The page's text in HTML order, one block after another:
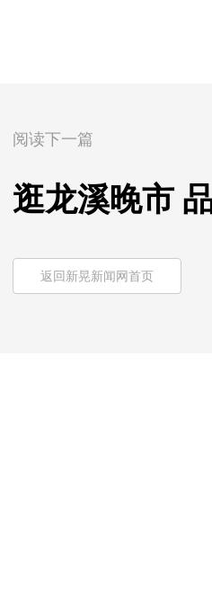
阅读下一篇
逛龙溪晚市
返回新晃新闻网首页